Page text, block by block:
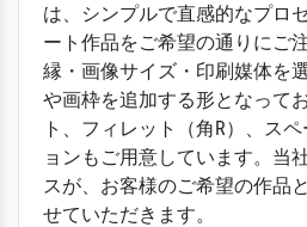
は、シンプルで直感的なプロ
ート作品をご希望の通りにご
縁・画像サイズ・印刷媒体を
や画枠を追加する形となって
ト、フィレット（角R）、ス
ョンもご用意しています。当
スが、お客様のご希望の作品
せていただきます。